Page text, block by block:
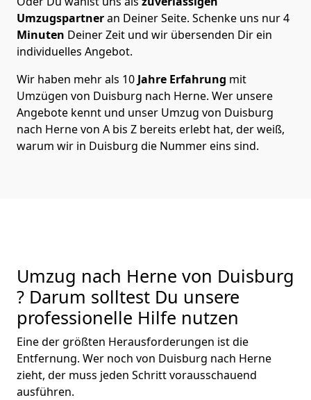
Umzugspartneran Deiner Seite. Schenke uns nur4
Minuten Deiner Zeit und wir übersenden Dir ein
individuelles Angebot.
Wir haben mehr als 10 Jahre Erfahrung mit
Umzügen von Duisburg nach Herne. Wer unsere
Angebote kennt und unser Umzug von Duisburg
nach Herne von A bis Z bereits erlebt hat, der weiß,
warum wir in Duisburg die Nummer eins sind.
Umzug nach Herne von Duisburg
? Darum solltest Du unsere
professionelle Hilfe nutzen
Eine der größten Herausforderungen ist die
Entfernung. Wer noch von Duisburg nach Herne
zieht, der muss jeden Schritt vorausschauend
ausführen.